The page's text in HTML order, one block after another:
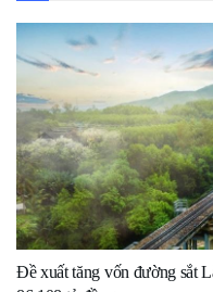
Đề xuất tăng vốn đường sắt